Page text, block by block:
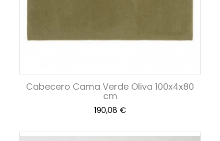
Cabecero Cama Verde Oliva 100x4x80
cm
Precio
190,08 €